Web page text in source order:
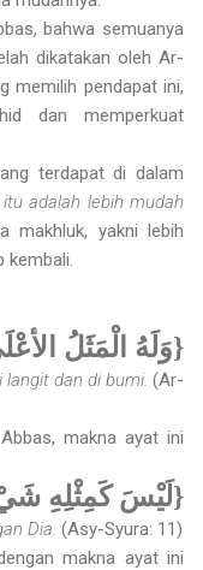
bahwa semuanya
dikatakan oleh Ar-
memilih pendapat ini,
dan memperkuat
terdapat di dalam
adalah lebih mudah
makhluk, yakni lebih
{وَلَهُ الْمَثَلُ
dan di bumi. (Ar-
makna ayat ini
{لَيْسَ كَمِثْلِهِ
Dia. (Asy-Syura: 11)
makna ayat ini